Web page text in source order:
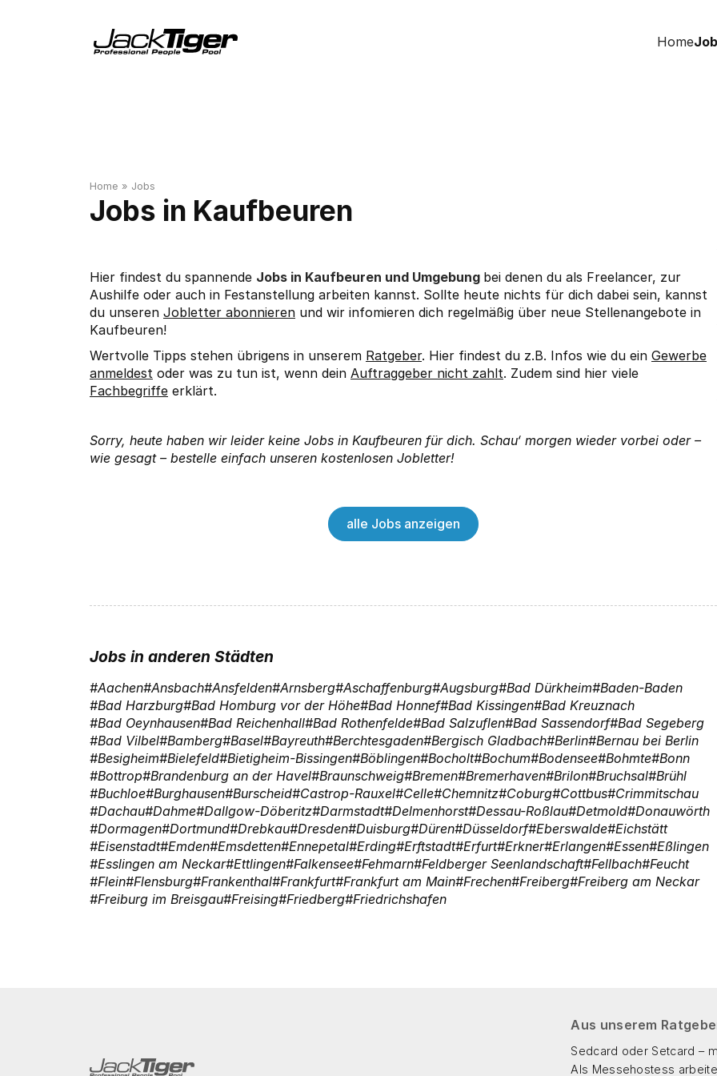
Home
Home » Jobs
Kaufbeuren
Hier findest du spannende Jobs in Kaufbeuren und Umgebung bei denen du als Freelancer, zur
Aushilfe oder auch in Festanstellung arbeiten kannst. Sollte heute nichts für dich dabei sein, kannst
du unseren Jobletter abonnieren und wir infomieren dich regelmäßig über neue Stellenangebote in
Kaufbeuren!
Wertvolle Tipps stehen übrigens in unserem Ratgeber. Hier findest du z.B. Infos wie du ein Gewerbe
anmeldest oder was zu tun ist, wenn dein Auftraggeber nicht zahlt. Zudem sind hier viele
Fachbegriffe erklärt.
Sorry, heute haben wir leider keine Jobs in Kaufbeuren für dich. Schau‘ morgen wieder vorbei oder –
wie gesagt – bestelle einfach unseren kostenlosen Jobletter!
alle Jobs anzeigen
Jobs in anderen Städten
Aachen Ansbach Ansfelden Arnsberg Aschaffenburg Augsburg Bad Dürkheim Baden-Baden
Bad Harzburg Bad Homburg vor der Höhe Bad Honnef Bad Kissingen Bad Kreuznach
Bad Oeynhausen Bad Reichenhall Bad Rothenfelde Bad Salzuflen Bad Sassendorf Bad Segeberg
Bad Vilbel Bamberg Basel Bayreuth Berchtesgaden Bergisch Gladbach Berlin Bernau bei Berlin
Besigheim Bielefeld Bietigheim-Bissingen Böblingen Bocholt Bochum Bodensee Bohmte Bonn
Bottrop Brandenburg an der Havel Braunschweig Bremen Bremerhaven Brilon Bruchsal Brühl
Buchloe Burghausen Burscheid Castrop-Rauxel Celle Chemnitz Coburg Cottbus Crimmitschau
Dachau Dahme Dallgow-Döberitz Darmstadt Delmenhorst Dessau-Roßlau Detmold Donauwörth
Dormagen Dortmund Drebkau Dresden Duisburg Düren Düsseldorf Eberswalde Eichstätt
Eisenstadt Emden Emsdetten Ennepetal Erding Erftstadt Erfurt Erkner Erlangen Essen Eßlingen
Esslingen am Neckar Ettlingen Falkensee Fehmarn Feldberger Seenlandschaft Fellbach Feucht
Flein Flensburg Frankenthal Frankfurt Frankfurt am Main Frechen Freiberg Freiberg am Neckar
Freiburg im Breisgau Freising Friedberg Friedrichshafen
Aus unserem
Sedcard oder Setcard –
Als Messehostess